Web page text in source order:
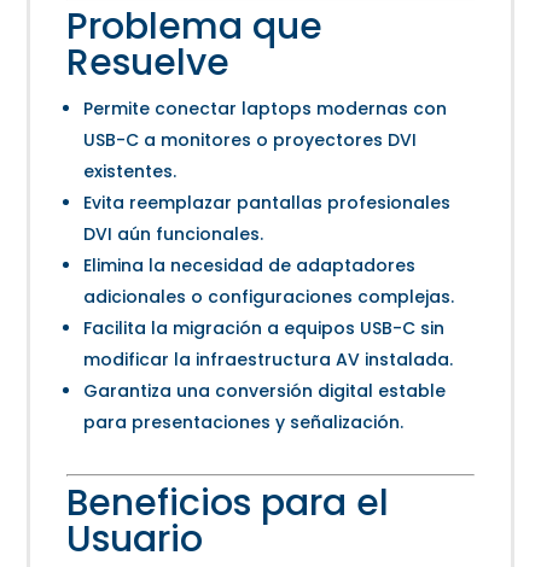
Problema que
Resuelve
Permite conectar laptops modernas con
USB-C a monitores o proyectores DVI
existentes.
Evita reemplazar pantallas profesionales
DVI aún funcionales.
Elimina la necesidad de adaptadores
adicionales o configuraciones complejas.
Facilita la migración a equipos USB-C sin
modificar la infraestructura AV instalada.
Garantiza una conversión digital estable
para presentaciones y señalización.
Beneficios para el
Usuario